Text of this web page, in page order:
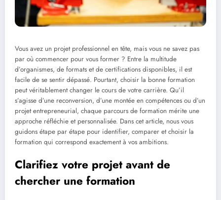
Vous avez un projet professionnel en tête, mais vous ne savez pas
par où commencer pour vous former ? Entre la multitude
d’organismes, de formats et de certifications disponibles, il est
facile de se sentir dépassé. Pourtant, choisir la bonne formation
peut véritablement changer le cours de votre carrière. Qu’il
s’agisse d’une reconversion, d’une montée en compétences ou d’un
projet entrepreneurial, chaque parcours de formation mérite une
approche réfléchie et personnalisée. Dans cet article, nous vous
guidons étape par étape pour identifier, comparer et choisir la
formation qui correspond exactement à vos ambitions.
Clarifiez votre projet avant de
chercher une formation